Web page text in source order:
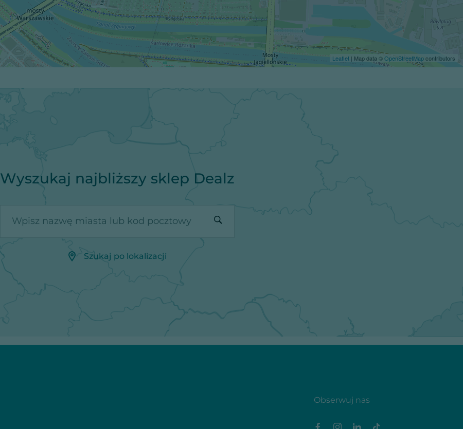
Leaflet | Map data ©OpenStreetMapcontributors
Wyszukaj najbliższy sklep Dealz
Wpisz nazwę miasta lub kod pocztowy
Szukaj po lokalizacji
Obserwuj nas